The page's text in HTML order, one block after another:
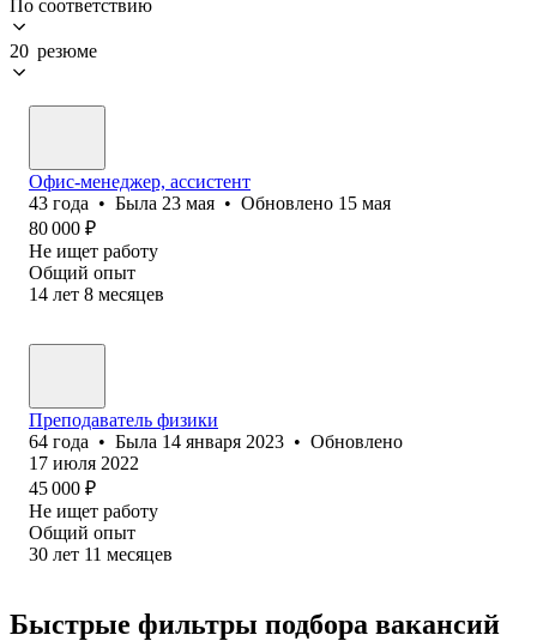
По соответствию
20 резюме
Офис-менеджер, ассистент
43 года • Была 23 мая • Обновлено 15 мая
80 000 ₽
Не ищет работу
Общий опыт
14 лет 8 месяцев
Преподаватель физики
64 года • Была 14 января 2023 • Обновлено
17 июля 2022
45 000 ₽
Не ищет работу
Общий опыт
30 лет 11 месяцев
Быстрые фильтры подбора вакансий